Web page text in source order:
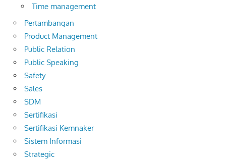
Time management
Pertambangan
Product Management
Public Relation
Public Speaking
Safety
Sales
SDM
Sertifikasi
Sertifikasi Kemnaker
Sistem Informasi
Strategic